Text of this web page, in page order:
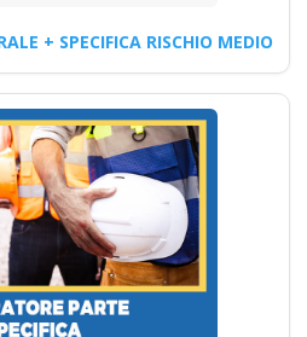
del datore di
corsi mirati alla
e alla prevenzione…
Continua
+ SPECIFICA RISCHIO MEDIO